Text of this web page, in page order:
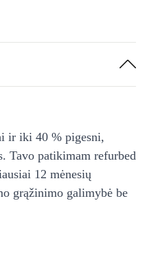
ir iki 40 % pigesni,
Tavo patikimam refurbed
12 mėnesių
grąžinimo galimybė be